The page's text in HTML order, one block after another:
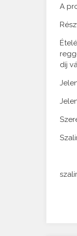
A
díj